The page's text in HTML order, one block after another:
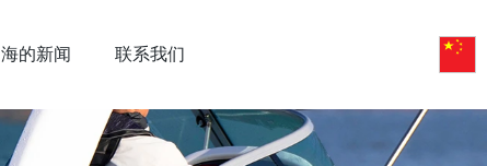
海的新闻 联系我们